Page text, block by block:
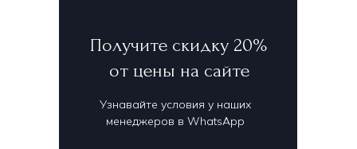
Получите скидку 20%
от цены на сайте
Узнавайте условия у наших
менеджеров в WhatsApp